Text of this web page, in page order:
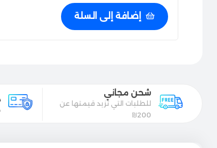
إضافة إلى السلة
شحن مجاني
للطلبات التي تزيد قيمتها عن
200₪